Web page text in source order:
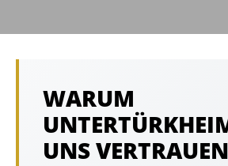
WARUM
UNS VERTRAUEN